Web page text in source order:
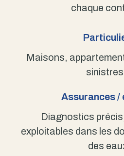
chaque
Maisons,
Assurances /
Diagnostics
exploitables dans les
des